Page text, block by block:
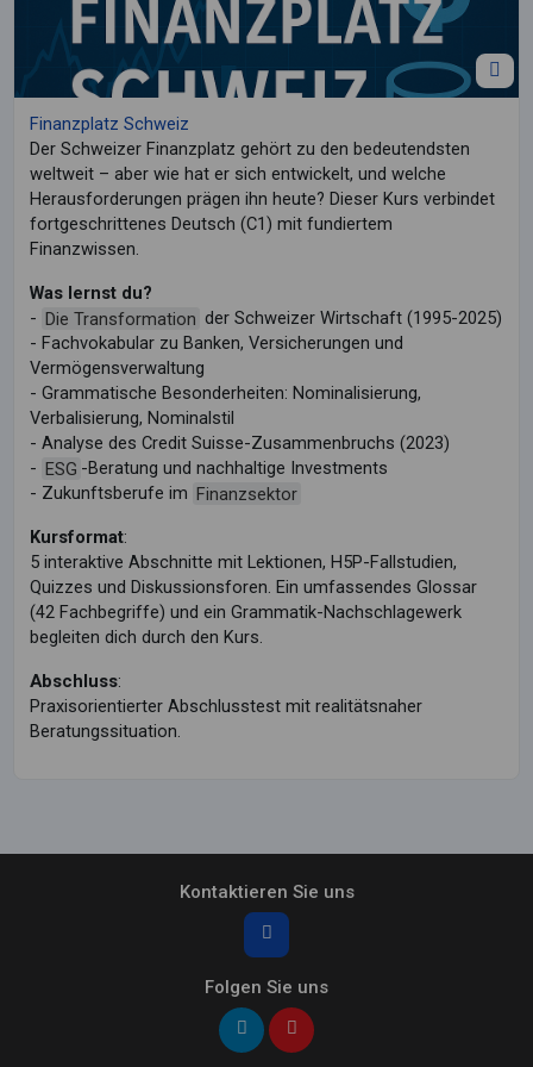
Finanzplatz Schweiz
Der Schweizer Finanzplatz gehört zu den bedeutendsten
weltweit – aber wie hat er sich entwickelt, und welche
Herausforderungen prägen ihn heute? Dieser Kurs verbindet
fortgeschrittenes Deutsch (C1) mit fundiertem
Finanzwissen.
Was lernst du?
- Die Transformation der Schweizer Wirtschaft (1995-2025)
- Fachvokabular zu Banken, Versicherungen und
Vermögensverwaltung
- Grammatische Besonderheiten: Nominalisierung,
Verbalisierung, Nominalstil
- Analyse des Credit Suisse-Zusammenbruchs (2023)
- ESG -Beratung und nachhaltige Investments
- Zukunftsberufe im Finanzsektor
Kursformat:
5 interaktive Abschnitte mit Lektionen, H5P-Fallstudien,
Quizzes und Diskussionsforen. Ein umfassendes Glossar
(42 Fachbegriffe) und ein Grammatik-Nachschlagewerk
begleiten dich durch den Kurs.
Abschluss:
Praxisorientierter Abschlusstest mit realitätsnaher
Beratungssituation.
Kontaktieren Sie uns
Folgen Sie uns